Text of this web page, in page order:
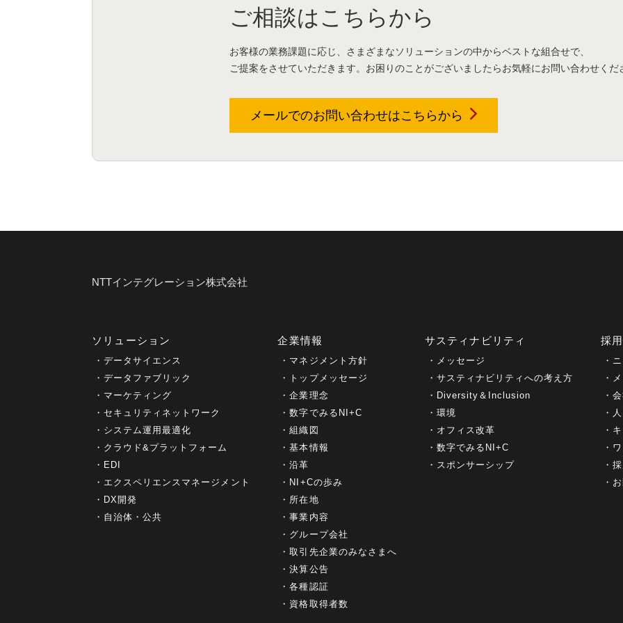
ご相談はこちらから
お客様の業務課題に応じ、さまざまなソリューションの中からベストな組合せで、
ご提案をさせていただきます。お困りのことがございましたらお気軽にお問い合わせくだ
メールでのお問い合わせはこちらから
NTTインテグレーション株式会社
ソリューション
データサイエンス
データファブリック
マーケティング
セキュリティネットワーク
システム運用最適化
クラウド&プラットフォーム
EDI
エクスペリエンスマネージメント
DX開発
自治体・公共
企業情報
マネジメント方針
トップメッセージ
企業理念
数字でみるNI+C
組織図
基本情報
沿革
NI+Cの歩み
所在地
事業内容
グループ会社
取引先企業のみなさまへ
決算公告
各種認証
資格取得者数
サスティナビリティ
メッセージ
サスティナビリティへの考え方
Diversity＆Inclusion
環境
オフィス改革
数字でみるNI+C
スポンサーシップ
採